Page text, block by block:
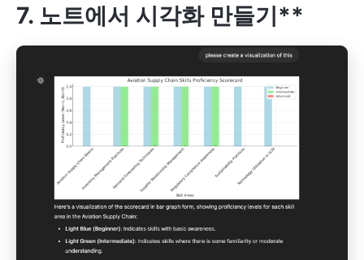
7. 노트에서 시각화 만들기**